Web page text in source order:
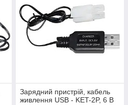
Зарядний пристрій, кабель
живлення USB - KET-2P, 6 В